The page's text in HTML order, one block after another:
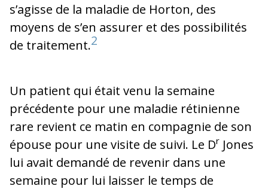
s’agisse de la maladie de Horton, des
moyens de s’en assurer et des possibilités
de traitement.2
Un patient qui était venu la semaine
précédente pour une maladie rétinienne
rare revient ce matin en compagnie de son
épouse pour une visite de suivi. Le Dr Jones
lui avait demandé de revenir dans une
semaine pour lui laisser le temps de